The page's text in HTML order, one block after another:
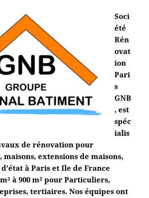
Soci
été
Rén
ovat
ion
Pari
s
GNB
, est
spéc
ialis
de rénovation pour
extensions de maisons,
à Paris et Ile de France
à 900 m² pour Particuliers,
tertiaires. Nos équipes ont